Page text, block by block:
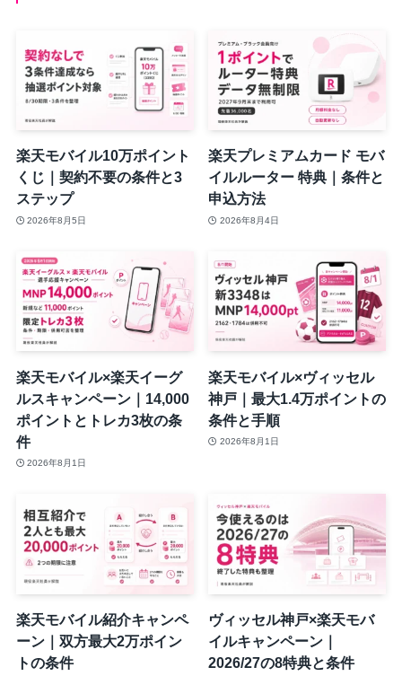
楽天モバイル10万ポイント
くじ｜契約不要の条件と3
ステップ
2026年8月5日
楽天プレミアムカード モバ
イルルーター 特典｜条件と
申込方法
2026年8月4日
楽天モバイル×楽天イーグ
ルスキャンペーン｜14,000
ポイントとトレカ3枚の条
件
2026年8月1日
楽天モバイル×ヴィッセル
神戸｜最大1.4万ポイントの
条件と手順
2026年8月1日
楽天モバイル紹介キャンペ
ーン｜双方最大2万ポイン
トの条件
ヴィッセル神戸×楽天モバ
イルキャンペーン｜
2026/27の8特典と条件